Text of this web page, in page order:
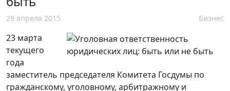
29 апреля 2015 Бизнес
23 марта
текущего
года
заместитель председателя Комитета Госдумы по
гражданскому, уголовному, арбитражному и